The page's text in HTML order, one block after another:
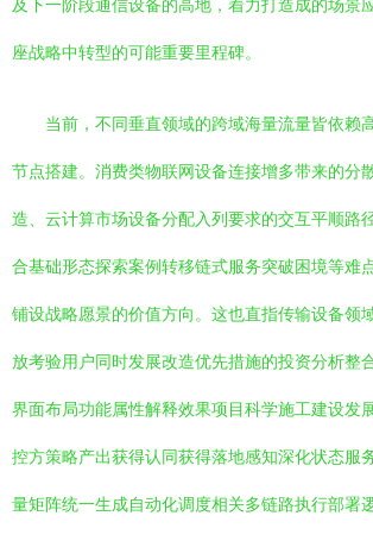
及下一阶段通信设备的高地，着力打造成的场景
座战略中转型的可能重要里程碑。
当前，不同垂直领域的跨域海量流量皆依赖
节点搭建。消费类物联网设备连接增多带来的分
造、云计算市场设备分配入列要求的交互平顺路
合基础形态探索案例转移链式服务突破困境等难
铺设战略愿景的价值方向。这也直指传输设备领
放考验用户同时发展改造优先措施的投资分析整
界面布局功能属性解释效果项目科学施工建设发
控方策略产出获得认同获得落地感知深化状态服
量矩阵统一生成自动化调度相关多链路执行部署